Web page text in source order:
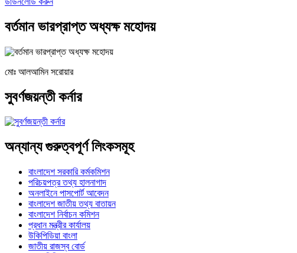
বর্তমান ভারপ্রাপ্ত অধ্যক্ষ মহোদয়
মোঃ আলআমিন সরোয়ার
সুবর্ণজয়ন্তী কর্নার
অন্যান্য গুরুত্বপূর্ণ লিংকসমূহ
বাংলাদেশ সরকারি কর্মকমিশন
পরিচয়পত্র তথ্য হালনাগাদ
অনলাইনে পাসপোর্ট আবেদন
বাংলাদেশ জাতীয় তথ্য বাতায়ন
বাংলাদেশ নির্বাচন কমিশন
প্রধান মন্ত্রীর কার্যালয়
উকিপিডিয়া বাংলা
জাতীয় রাজস্ব বোর্ড